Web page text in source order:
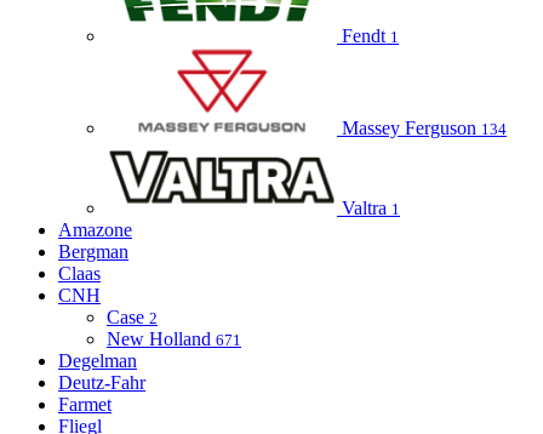
Fendt 1
Massey Ferguson 134
Valtra 1
Amazone
Bergman
Claas
CNH
Case 2
New Holland 671
Degelman
Deutz-Fahr
Farmet
Fliegl